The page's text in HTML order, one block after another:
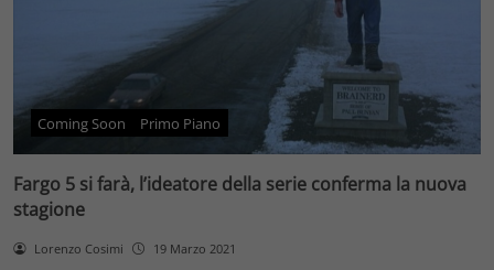
Coming Soon Primo Piano
Fargo 5 si farà, l’ideatore della serie conferma la nuova
stagione
Lorenzo Cosimi 19 Marzo 2021